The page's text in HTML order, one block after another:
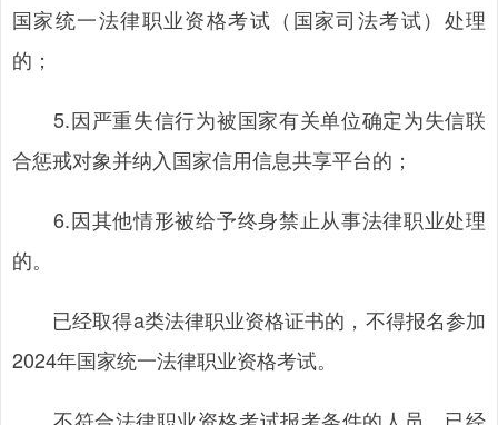
国家统一法律职业资格考试（国家司法考试）处理
的；
5.因严重失信行为被国家有关单位确定为失信联
合惩戒对象并纳入国家信用信息共享平台的；
6.因其他情形被给予终身禁止从事法律职业处理
的。
已经取得a类法律职业资格证书的，不得报名参加
2024年国家统一法律职业资格考试。